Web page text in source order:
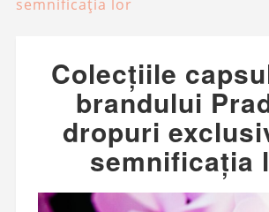
semnificația lor
Colecțiile
brandului
dropuri
semnificația